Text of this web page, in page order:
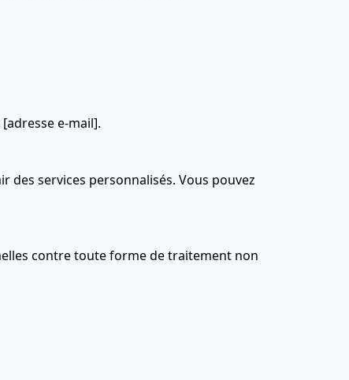
e-mail].
des services personnalisés. Vous pouvez
contre toute forme de traitement non